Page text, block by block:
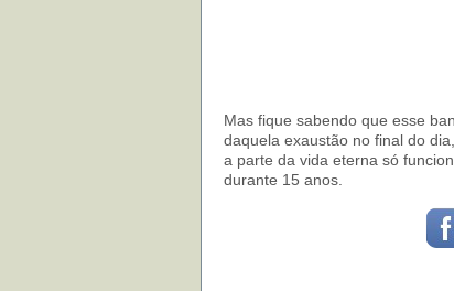
Mas fique sabendo que esse
daquela exaustão no final do
a parte da vida eterna só
durante 15 anos.